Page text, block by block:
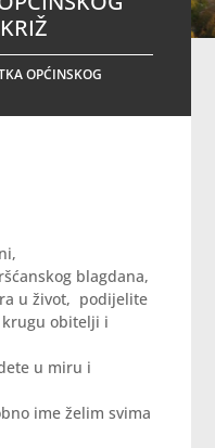
OPĆINSKOG
blagdana,
u život, podijelite
obitelji i
u miru i
ime želim svima